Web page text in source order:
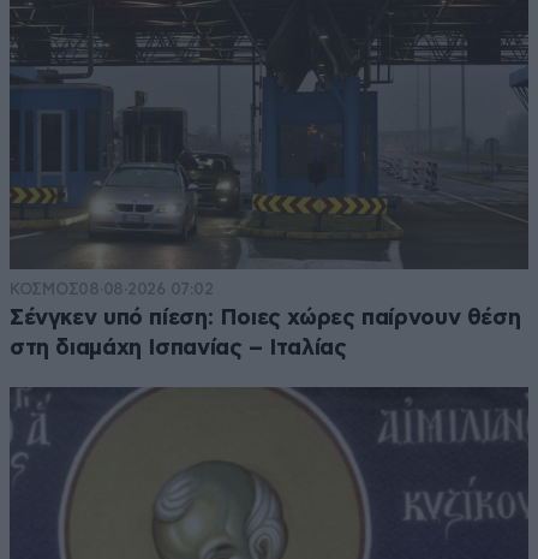
ΚΟΣΜΟΣ08·08·2026 07:02
Σένγκεν υπό πίεση: Ποιες χώρες παίρνουν θέση
στη διαμάχη Ισπανίας – Ιταλίας